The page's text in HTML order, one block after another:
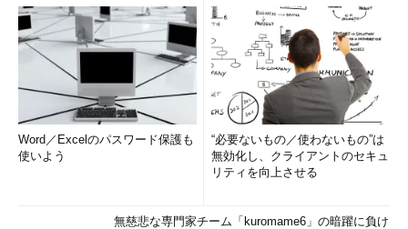
Word／Excelのパスワード保護も
使いよう
“必要ないもの／使わないもの”は
無効化し、クライアントのセキュ
リティを向上させる
無慈悲な専門家チーム「kuromame6」の暗躍に負け